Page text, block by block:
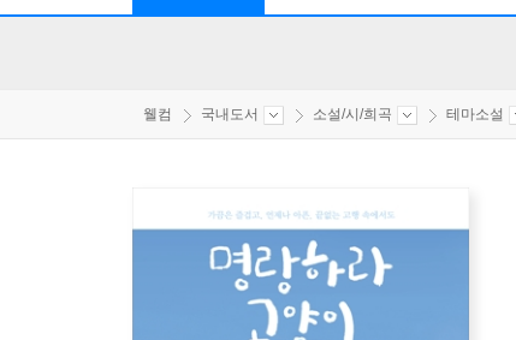
웰컴 국내도서 소설/시/희곡 테마소설